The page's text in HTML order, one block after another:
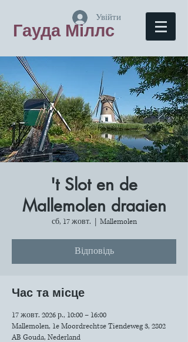
Гауда Міллс
Увійти
't Slot en de
Mallemolen draaien
сб, 17 жовт. Mallemolen
Відповідь
Час та місце
17 жовт. 2026 р., 10:00 – 16:00
Mallemolen, 1e Moordrechtse Tiendeweg 3, 2802
AB Gouda, Nederland